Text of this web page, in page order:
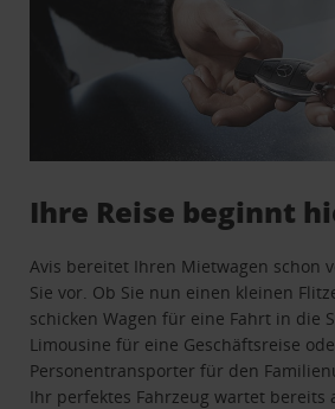
Ihre Reise beginnt
Avis bereitet Ihren Mietwagen schon
Sie vor. Ob Sie nun einen kleinen
schicken Wagen für eine Fahrt in die
Limousine für eine Geschäftsreise
Personentransporter für den
Ihr perfektes Fahrzeug wartet bereits